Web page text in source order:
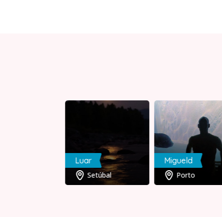
Luar
Setúbal
Migueld
Porto